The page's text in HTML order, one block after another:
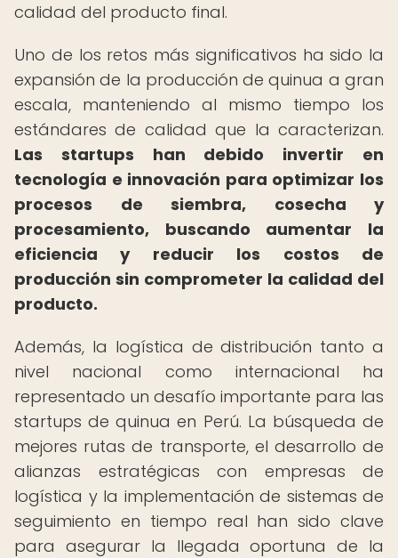
calidad del producto final.
Uno de los retos más significativos ha sido la
expansión de la producción de quinua a gran
escala, manteniendo al mismo tiempo los
estándares de calidad que la caracterizan.
Las startups han debido invertir en
tecnología e innovación para optimizar los
procesos de siembra, cosecha y
procesamiento, buscando aumentar la
eficiencia y reducir los costos de
producción sin comprometer la calidad del
producto.
Además, la logística de distribución tanto a
nivel nacional como internacional ha
representado un desafío importante para las
startups de quinua en Perú. La búsqueda de
mejores rutas de transporte, el desarrollo de
alianzas estratégicas con empresas de
logística y la implementación de sistemas de
seguimiento en tiempo real han sido clave
para asegurar la llegada oportuna de la